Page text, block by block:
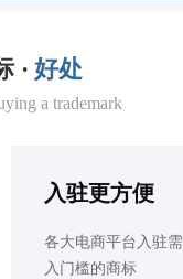
· 好处
a trademark
入驻更方便
各大电商平台入驻
入门槛的商标